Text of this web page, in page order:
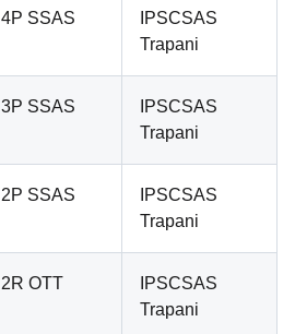
4P SSAS
IPSCSAS
Trapani
3P SSAS
IPSCSAS
Trapani
2P SSAS
IPSCSAS
Trapani
2R OTT
IPSCSAS
Trapani